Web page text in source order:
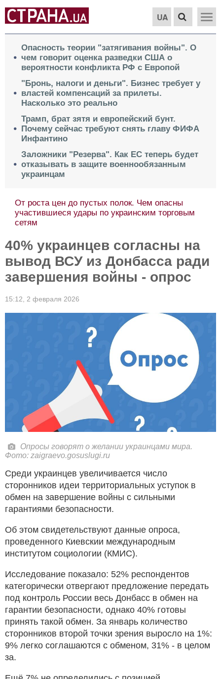
UA
Опасность теории "затягивания войны". О
чем говорит оценка разведки США о
вероятности конфликта РФ с Европой
"Бронь, налоги и деньги". Бизнес требует у
властей компенсаций за прилеты.
Насколько это реально
Трамп, брат зятя и европейский бунт.
Почему сейчас требуют снять главу ФИФА
Инфантино
Заложники "Резерва". Как ЕС теперь будет
отказывать в защите военнообязанным
украинцам
От роста цен до пустых полок. Чем опасны
участившиеся удары по украинским торговым
сетям
40% украинцев согласны на
вывод ВСУ из Донбасса ради
завершения войны - опрос
15:12, 2 февраля 2026
Опросы говорят о желании украинцами мира.
Фото: zaigraevo.gosuslugi.ru
Среди украинцев увеличивается число
сторонников идеи территориальных уступок в
обмен на завершение войны с сильными
гарантиями безопасности.
Об этом свидетельствуют данные опроса,
проведенного Киевскии международным
институтом социологии (КМИС).
Исследование показало: 52% респондентов
категорически отвергают предложение передать
под контроль России весь Донбасс в обмен на
гарантии безопасности, однако 40% готовы
принять такой обмен. За январь количество
сторонников второй точки зрения выросло на 1%:
9% легко соглашаются с обменом, 31% - в целом
за.